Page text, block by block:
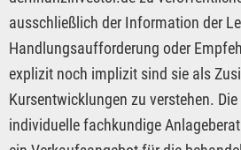
ausschließlich der Information der
Handlungsaufforderung oder
explizit noch implizit sind sie als
Kursentwicklungen zu verstehen.
individuelle fachkundige